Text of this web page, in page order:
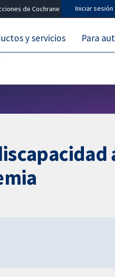
de Cochrane Iniciar sesión
y servicios Para